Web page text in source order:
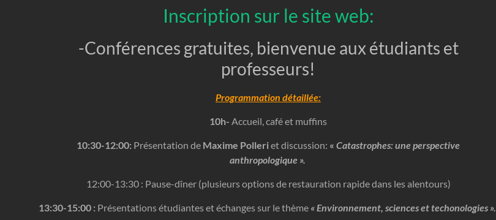
Inscription sur le site web:
-Conférences gratuites, bienvenue aux étudiants et
professeurs!
Programmation détaillée:
10h- Accueil, café et muffins
10:30-12:00: Présentation de Maxime Polleriet discussion: « Catastrophes: une perspective
anthropologique ».
12:00-13:30 : Pause-dîner (plusieurs options de restauration rapide dans les alentours)
13:30-15:00 : Présentations étudiantes et échanges sur le thème « Environnement, sciences et techonologies ».